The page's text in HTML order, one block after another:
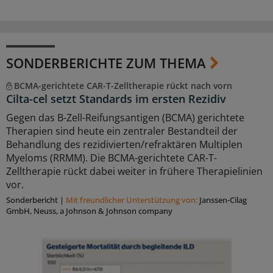
SONDERBERICHTE ZUM THEMA
BCMA-gerichtete CAR-T-Zelltherapie rückt nach vorn
Cilta-cel setzt Standards im ersten Rezidiv
Gegen das B-Zell-Reifungsantigen (BCMA) gerichtete
Therapien sind heute ein zentraler Bestandteil der
Behandlung des rezidivierten/refraktären Multiplen
Myeloms (RRMM). Die BCMA-gerichtete CAR-T-
Zelltherapie rückt dabei weiter in frühere Therapielinien
vor.
Sonderbericht | Mit freundlicher Unterstützung von: Janssen-Cilag
GmbH, Neuss, a Johnson & Johnson company